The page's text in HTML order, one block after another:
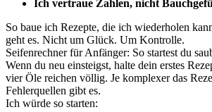
Ich vertraue Zahlen, nicht
So baue ich Rezepte, die ich wiederholen
geht es. Nicht um Glück. Um Kontrolle.
Seifenrechner für Anfänger: So startest du
Wenn du neu einsteigst, halte dein erstes
vier Öle reichen völlig. Je komplexer das
Fehlerquellen gibt es.
Ich würde so starten: